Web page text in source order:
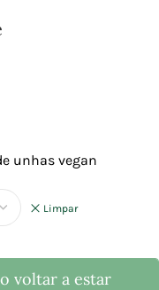
unhas vegan
Limpar
voltar a estar